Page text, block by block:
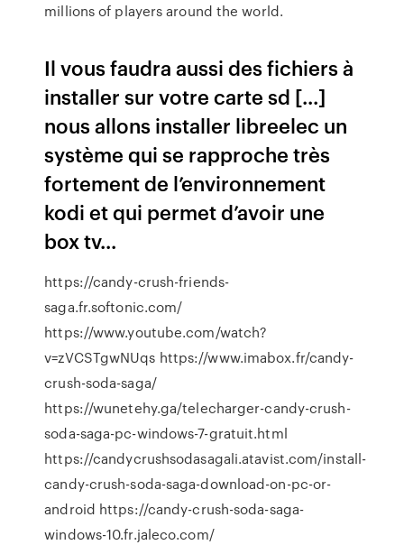
millions of players around the world.
Il vous faudra aussi des fichiers à
installer sur votre carte sd [...]
nous allons installer libreelec un
système qui se rapproche très
fortement de l’environnement
kodi et qui permet d’avoir une
box tv...
https://candy-crush-friends-
saga.fr.softonic.com/
https://www.youtube.com/watch?
v=zVCSTgwNUqs https://www.imabox.fr/candy-
crush-soda-saga/
https://wunetehy.ga/telecharger-candy-crush-
soda-saga-pc-windows-7-gratuit.html
https://candycrushsodasagali.atavist.com/install-
candy-crush-soda-saga-download-on-pc-or-
android https://candy-crush-soda-saga-
windows-10.fr.jaleco.com/